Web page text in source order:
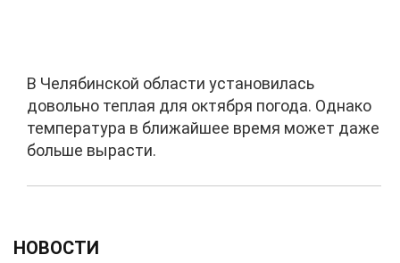
В Челябинской области установилась
довольно теплая для октября погода. Однако
температура в ближайшее время может даже
больше вырасти.
НОВОСТИ